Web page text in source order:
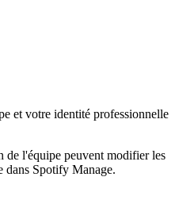
et votre identité professionnelle
de l'équipe peuvent modifier les
dans Spotify Manage.